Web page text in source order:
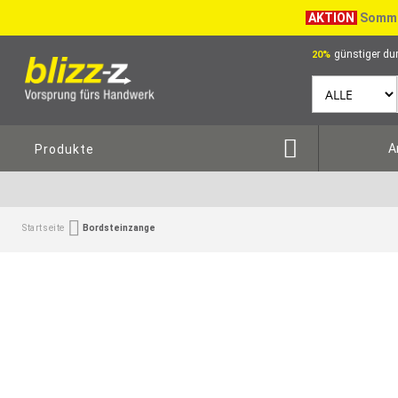
AKTION
20% günstiger
Produkte
Startseite Bordsteinzange